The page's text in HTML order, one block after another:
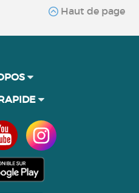
Haut de page